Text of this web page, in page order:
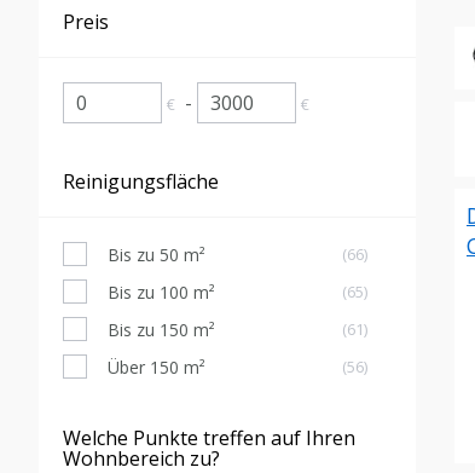
Preis
€ - €
Reinigungsfläche
Bis zu 50 m² (66)
Bis zu 100 m² (65)
Bis zu 150 m² (61)
Über 150 m² (56)
Welche Punkte treffen auf Ihren
Wohnbereich zu?